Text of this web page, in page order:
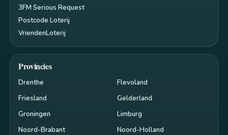
3FM Serious Request
Postcode Loterij
VriendenLoterij
Provincies
Drenthe
Flevoland
Friesland
Gelderland
Groningen
Limburg
Noord-Brabant
Noord-Holland